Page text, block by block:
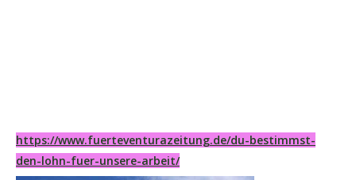
https://www.fuerteventurazeitung.de/du-bestimmst-
den-lohn-fuer-unsere-arbeit/